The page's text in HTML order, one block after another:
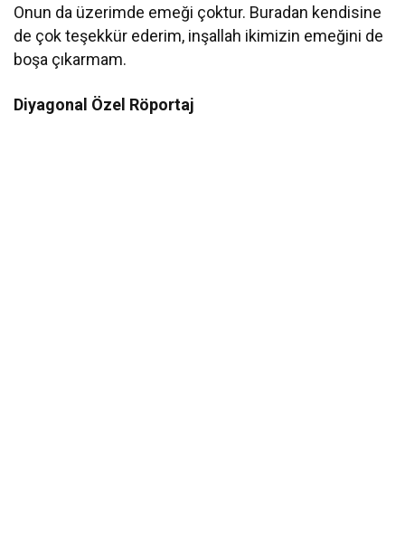
Onun da üzerimde emeği çoktur. Buradan kendisine
de çok teşekkür ederim, inşallah ikimizin emeğini de
boşa çıkarmam.
Diyagonal Özel Röportaj